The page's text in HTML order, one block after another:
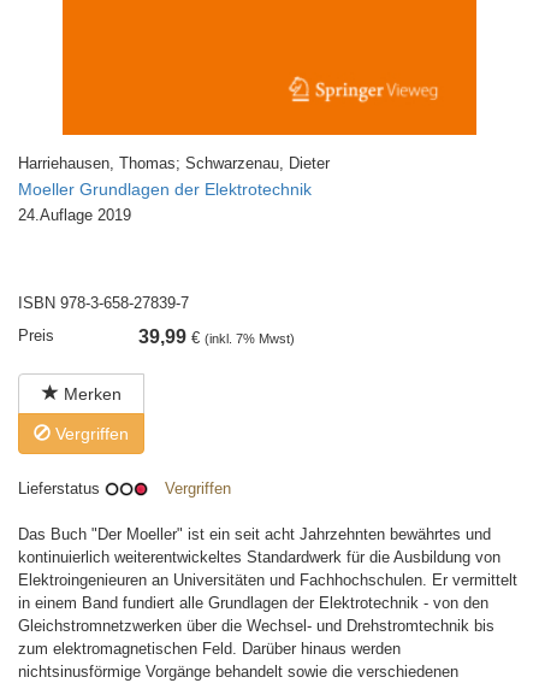
Harriehausen, Thomas; Schwarzenau, Dieter
Moeller Grundlagen der Elektrotechnik
24.Auflage 2019
ISBN 978-3-658-27839-7
Preis
39,99 € (inkl. 7% Mwst)
Merken
Vergriffen
Lieferstatus Vergriffen
Das Buch "Der Moeller" ist ein seit acht Jahrzehnten bewährtes und
kontinuierlich weiterentwickeltes Standardwerk für die Ausbildung von
Elektroingenieuren an Universitäten und Fachhochschulen. Er vermittelt
in einem Band fundiert alle Grundlagen der Elektrotechnik - von den
Gleichstromnetzwerken über die Wechsel- und Drehstromtechnik bis
zum elektromagnetischen Feld. Darüber hinaus werden
nichtsinusförmige Vorgänge behandelt sowie die verschiedenen